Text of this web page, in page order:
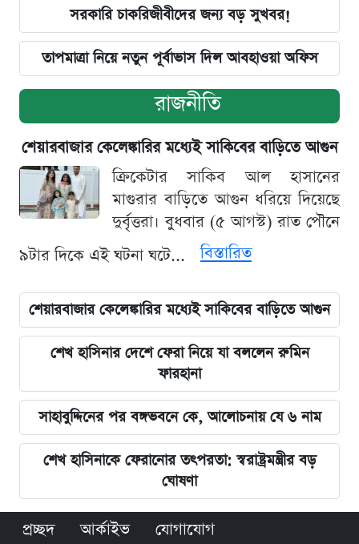
সরকারি চাকরিজীবীদের জন্য বড় সুখবর!
তাপমাত্রা নিয়ে নতুন পূর্বাভাস দিল আবহাওয়া অফিস
রাজনীতি
শেয়ারবাজার কেলেঙ্কারির মধ্যেই সাকিবের বাড়িতে আগুন
ক্রিকেটার সাকিব আল হাসানের
মাগুরার বাড়িতে আগুন ধরিয়ে দিয়েছে
দুর্বৃত্তরা। বুধবার (৫ আগস্ট) রাত পৌনে
৯টার দিকে এই ঘটনা ঘটে...
বিস্তারিত
শেয়ারবাজার কেলেঙ্কারির মধ্যেই সাকিবের বাড়িতে আগুন
শেখ হাসিনার দেশে ফেরা নিয়ে যা বললেন রুমিন
ফারহানা
সাহাবুদ্দিনের পর বঙ্গভবনে কে, আলোচনায় যে ৬ নাম
শেখ হাসিনাকে ফেরানোর তৎপরতা: স্বরাষ্ট্রমন্ত্রীর বড়
ঘোষণা
প্রচ্ছদ আর্কাইভ যোগাযোগ